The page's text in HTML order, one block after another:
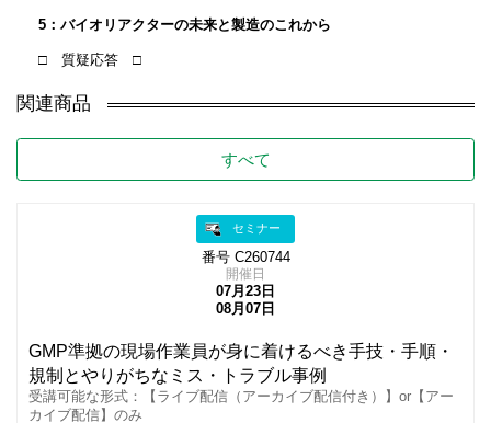
5：バイオリアクターの未来と製造のこれから
□ 質疑応答 □
関連商品
すべて
セミナー
番号 C260744
開催日
07月23日
08月07日
GMP準拠の現場作業員が身に着けるべき手技・手順・
規制とやりがちなミス・トラブル事例
受講可能な形式：【ライブ配信（アーカイブ配信付き）】or【アー
カイブ配信】のみ